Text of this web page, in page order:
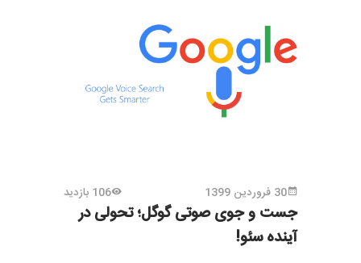
30 فروردین 1399 106 بازدید
جست و جوی صوتی گوگل؛ تحولی در
آینده سئو!